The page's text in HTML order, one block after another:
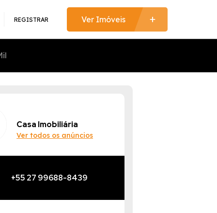
REGISTRAR
Casa Imobiliária
Ver todos os anúncios
+55 27 99688-8439